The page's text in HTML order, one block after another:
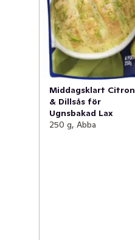
Middagsklart Citron
& Dillsås för
Ugnsbakad Lax
250 g, Abba